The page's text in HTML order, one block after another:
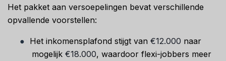
Het pakket aan versoepelingen bevat verschillende
opvallende voorstellen:
● Het inkomensplafond stijgt van €12.000 naar
mogelijk €18.000, waardoor flexi-jobbers meer